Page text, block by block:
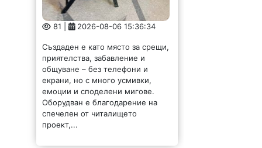
81 | 2026-08-06 15:36:34
Създаден е като място за срещи,
приятелства, забавление и
общуване – без телефони и
екрани, но с много усмивки,
емоции и споделени мигове.
Оборудван е благодарение на
спечелен от читалището
проект,...